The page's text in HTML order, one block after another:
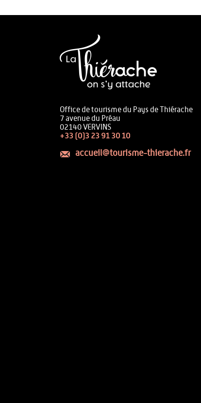
Office de tourisme du Pays de Thiérache
7 avenue du Préau
02140 VERVINS
+33 (0)3 23 91 30 10
accueil@tourisme-thierache.fr